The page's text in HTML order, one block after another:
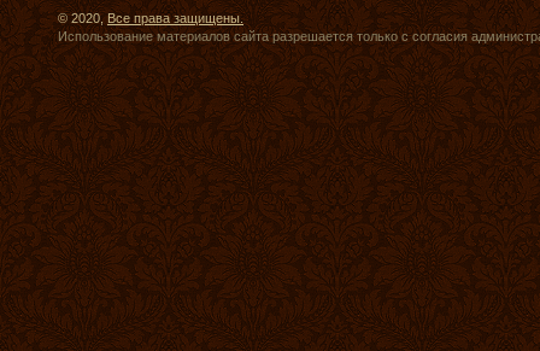
© 2020, Все права защищены.
Использование материалов сайта разрешается только с согласия